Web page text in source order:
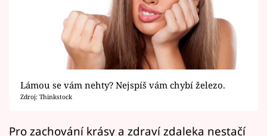
Horoskopy
Sledujte prima+
Filmový festival Karlovy Vary
Lámou se vám nehty? Nejspíš vám chybí železo.
Zdroj: Thinkstock
Pro zachování krásy a zdraví zdaleka nestačí